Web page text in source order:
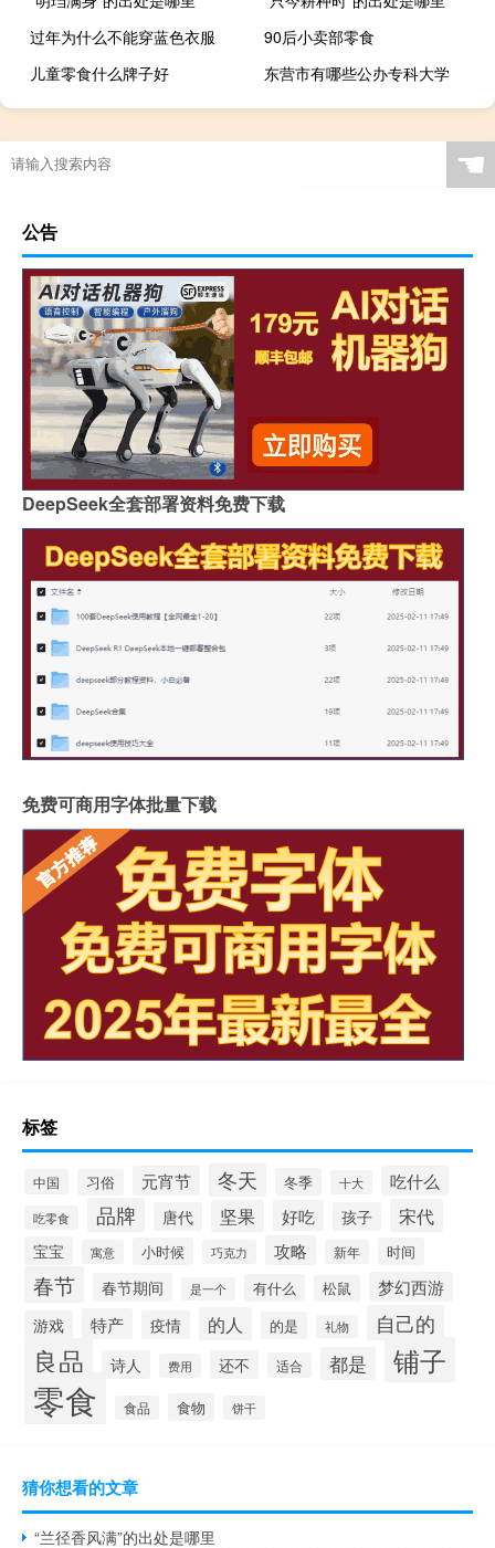
过年为什么不能穿蓝色衣服
90后小卖部零食
儿童零食什么牌子好
东营市有哪些公办专科大学
☚
公告
DeepSeek全套部署资料免费下载
免费可商用字体批量下载
标签
中国 习俗 元宵节 冬天 冬季 十大 吃什么
吃零食 品牌 唐代 坚果 好吃 孩子 宋代
宝宝 寓意 小时候 巧克力 攻略 新年 时间
春节 春节期间 是一个 有什么 松鼠 梦幻西游
游戏 特产 疫情 的人 的是 礼物 自己的
良品 诗人 费用 还不 适合 都是 铺子
零食 食品 食物 饼干
猜你想看的文章
“兰径香风满”的出处是哪里